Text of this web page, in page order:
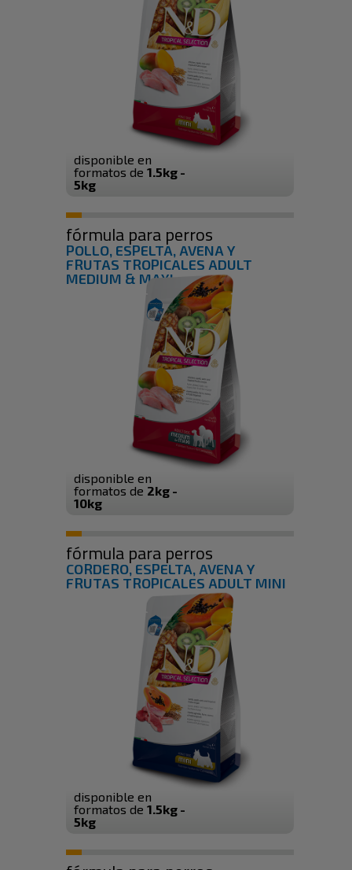
disponible en
formatos de 1.5kg -
5kg
fórmula para perros
POLLO, ESPELTA, AVENA Y
FRUTAS TROPICALES ADULT
MEDIUM & MAXI
disponible en
formatos de 2kg -
10kg
fórmula para perros
CORDERO, ESPELTA, AVENA Y
FRUTAS TROPICALES ADULT MINI
disponible en
formatos de 1.5kg -
5kg